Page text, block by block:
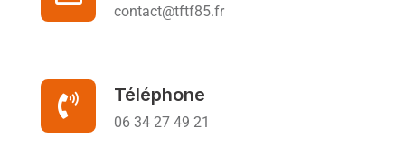
contact@tftf85.fr
Téléphone
06 34 27 49 21